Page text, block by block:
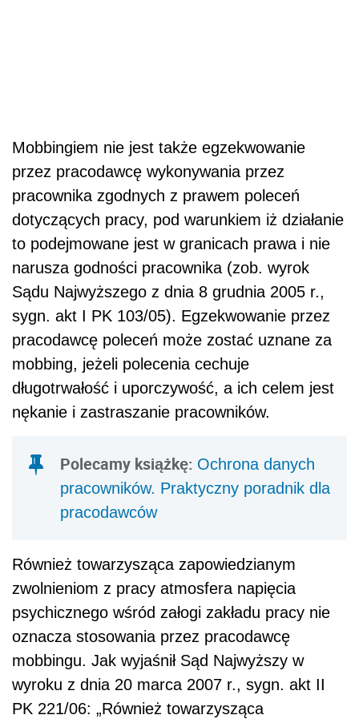
Mobbingiem nie jest także egzekwowanie
przez pracodawcę wykonywania przez
pracownika zgodnych z prawem poleceń
dotyczących pracy, pod warunkiem iż działanie
to podejmowane jest w granicach prawa i nie
narusza godności pracownika (zob. wyrok
Sądu Najwyższego z dnia 8 grudnia 2005 r.,
sygn. akt I PK 103/05). Egzekwowanie przez
pracodawcę poleceń może zostać uznane za
mobbing, jeżeli polecenia cechuje
długotrwałość i uporczywość, a ich celem jest
nękanie i zastraszanie pracowników.
Polecamy książkę: Ochrona danych
pracowników. Praktyczny poradnik dla
pracodawców
Również towarzysząca zapowiedzianym
zwolnieniom z pracy atmosfera napięcia
psychicznego wśród załogi zakładu pracy nie
oznacza stosowania przez pracodawcę
mobbingu. Jak wyjaśnił Sąd Najwyższy w
wyroku z dnia 20 marca 2007 r., sygn. akt II
PK 221/06: „Również towarzysząca